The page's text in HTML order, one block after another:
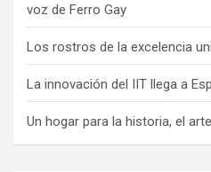
voz de Ferro Gay
Los rostros de la excelencia
La innovación del IIT llega a
Un hogar para la historia, el